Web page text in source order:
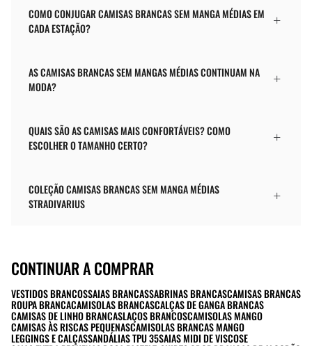
COMO CONJUGAR CAMISAS BRANCAS SEM MANGA MÉDIAS EM
CADA ESTAÇÃO?
AS CAMISAS BRANCAS SEM MANGAS MÉDIAS CONTINUAM NA
MODA?
QUAIS SÃO AS CAMISAS MAIS CONFORTÁVEIS? COMO
ESCOLHER O TAMANHO CERTO?
COLEÇÃO CAMISAS BRANCAS SEM MANGA MÉDIAS
STRADIVARIUS
CONTINUAR A COMPRAR
VESTIDOS BRANCOSSAIAS BRANCASSABRINAS BRANCASCAMISAS BRANCAS
ROUPA BRANCACAMISOLAS BRANCASCALÇAS DE GANGA BRANCAS
CAMISAS DE LINHO BRANCASLAÇOS BRANCOSCAMISOLAS MANGO
CAMISAS ÀS RISCAS PEQUENASCAMISOLAS BRANCAS MANGO
LEGGINGS E CALÇASSANDÁLIAS TPU 35SAIAS MIDI DE VISCOSE